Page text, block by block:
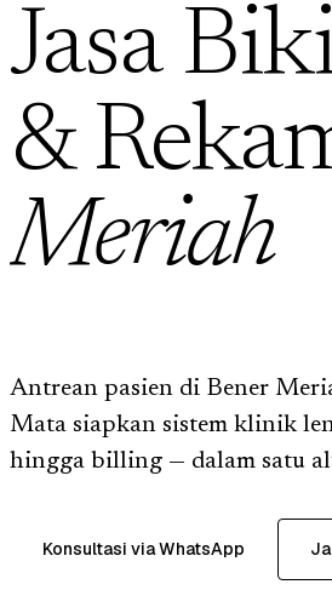
Jasa
&
Meriah
Antrean pasien di Bener
Mata siapkan sistem klinik
hingga billing — dalam satu
Konsultasi via WhatsApp